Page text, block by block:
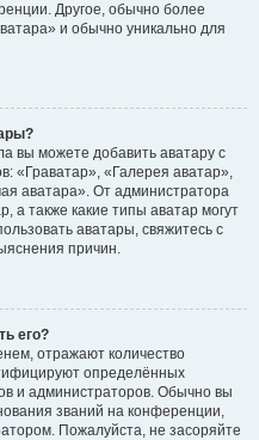
Другое, обычно более
и обычно уникально для
вы можете добавить аватару с
«Граватар», «Галерея аватар»,
аватара». От администратора
а также какие типы аватар могут
аватары, свяжитесь с
причин.
его?
отражают количество
определённых
и администраторов. Обычно вы
званий на конференции,
Пожалуйста, не засоряйте